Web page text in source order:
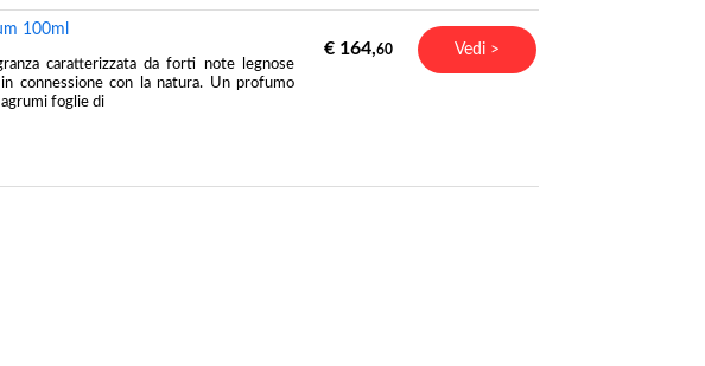
100ml
caratterizzata da forti note legnose
connessione con la natura. Un profumo
foglie di
€ 164,60 Vedi >